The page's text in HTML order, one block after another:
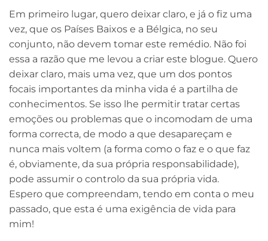
Em primeiro lugar, quero deixar claro, e já o fiz uma
vez, que os Países Baixos e a Bélgica, no seu
conjunto, não devem tomar este remédio. Não foi
essa a razão que me levou a criar este blogue. Quero
deixar claro, mais uma vez, que um dos pontos
focais importantes da minha vida é a partilha de
conhecimentos. Se isso lhe permitir tratar certas
emoções ou problemas que o incomodam de uma
forma correcta, de modo a que desapareçam e
nunca mais voltem (a forma como o faz e o que faz
é, obviamente, da sua própria responsabilidade),
pode assumir o controlo da sua própria vida.
Espero que compreendam, tendo em conta o meu
passado, que esta é uma exigência de vida para
mim!